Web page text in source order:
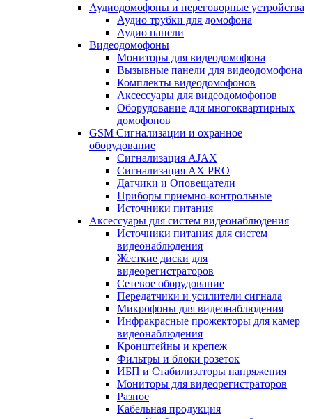
Аудиодомофоны и переговорные устройства
Аудио трубки для домофона
Аудио панели
Видеодомофоны
Мониторы для видеодомофона
Вызывные панели для видеодомофона
Комплекты видеодомофонов
Аксессуары для видеодомофонов
Оборудование для многоквартирных
домофонов
GSM Сигнализации и охранное
оборудование
Сигнализация AJAX
Сигнализация AX PRO
Датчики и Оповещатели
Приборы приемно-контрольные
Источники питания
Аксессуары для систем видеонаблюдения
Источники питания для систем
видеонаблюдения
Жесткие диски для
видеорегистраторов
Сетевое оборудование
Передатчики и усилители сигнала
Микрофоны для видеонаблюдения
Инфракрасные прожекторы для камер
видеонаблюдения
Кронштейны и крепеж
Фильтры и блоки розеток
ИБП и Стабилизаторы напряжения
Мониторы для видеорегистраторов
Разное
Кабельная продукция